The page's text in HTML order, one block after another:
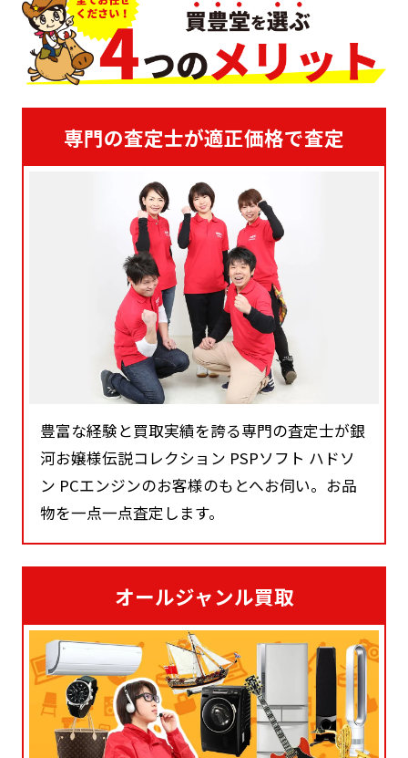
専門の査定士が適正価格で査定
豊富な経験と買取実績を誇る専門の査定士が銀
河お嬢様伝説コレクション PSPソフト ハドソ
ン PCエンジンのお客様のもとへお伺い。お品
物を一点一点査定します。
オールジャンル買取